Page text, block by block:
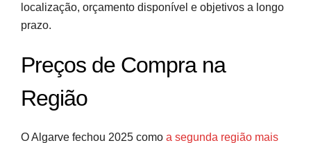
localização, orçamento disponível e objetivos a longo
prazo.
Preços de Compra na
Região
O Algarve fechou 2025 como a segunda região mais